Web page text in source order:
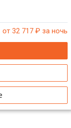
от 32 717 ₽ за ночь